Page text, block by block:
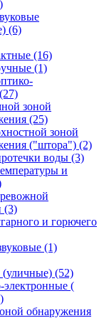
(6)
(16)
(1)
(27)
зоной
(25)
зоной
("штора") (2)
воды (3)
и
(3)
и горючего
(1)
(уличные) (52)
электронные (
обнаружения